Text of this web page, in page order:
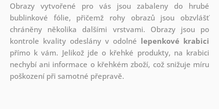
Obrazy vytvořené pro vás jsou zabaleny do hrubé
bublinkové fólie, přičemž rohy obrazů jsou obzvlášť
chráněny několika dalšími vrstvami. Obrazy jsou po
kontrole kvality odeslány v odolné lepenkové krabici
přímo k vám. Jelikož jde o křehké produkty, na krabici
nechybí ani informace o křehkém zboží, což snižuje míru
poškození při samotné přepravě.